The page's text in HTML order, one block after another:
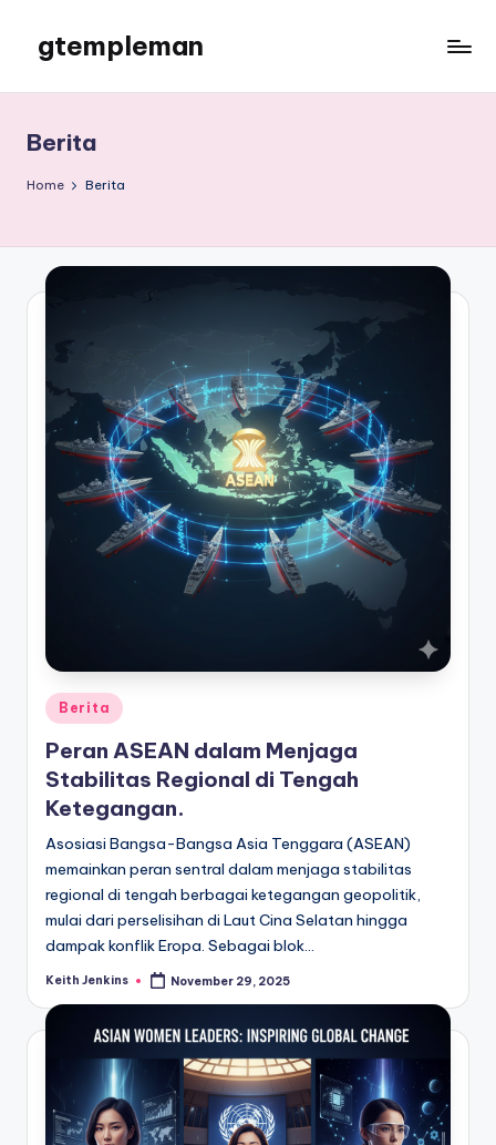
content
gtempleman
Berita
Home Berita
Posted
in
Berita
Peran ASEAN dalam Menjaga
Stabilitas Regional di Tengah
Ketegangan.
Asosiasi Bangsa-Bangsa Asia Tenggara (ASEAN)
memainkan peran sentral dalam menjaga stabilitas
regional di tengah berbagai ketegangan geopolitik,
mulai dari perselisihan di Laut Cina Selatan hingga
dampak konflik Eropa. Sebagai blok…
Posted
Keith Jenkins November 29, 2025